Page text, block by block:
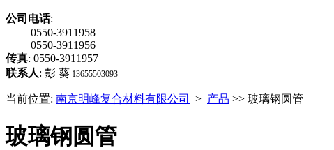
公司电话:
0550-3911958
0550-3911956
传真: 0550-3911957
联系人: 彭 葵 13655503093
当前位置: 南京明峰复合材料有限公司 > 产品 >> 玻璃钢圆管
玻璃钢圆管